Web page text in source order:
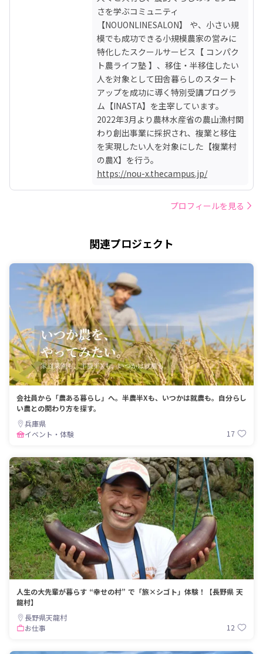
さを学ぶコミュニティ
【NOUONLINESALON】 や、小さい規
模でも成功できる小規模農家の営みに
特化したスクールサービス【 コンパク
ト農ライフ塾 】、移住・半移住したい
人を対象として田舎暮らしのスタート
アップを成功に導く特別受講プログラ
ム【INASTA】を主宰しています。
2022年3月より農林水産省の農山漁村関
わり創出事業に採択され、複業と移住
を実現したい人を対象にした【複業村
https://nou-x.thecampus.jp/
プロフィールを見る
関連プロジェクト
会社員から「農ある暮らし」へ。半農半Xも、いつかは就農も。自分らし
い農との関わり方を探す。
兵庫県
イベント・体験
17
人生の大先輩が暮らす “幸せの村” で「旅×シゴト」体験！【長野県 天
龍村】
長野県天龍村
お仕事
12